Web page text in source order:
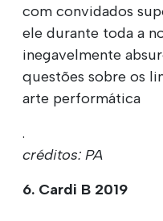
com convidados
ele durante toda a
inegavelmente
questões sobre os
arte performática
.
créditos: PA
6. Cardi B 2019